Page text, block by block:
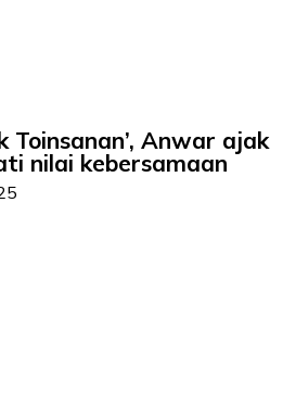
Toinsanan’, Anwar ajak
nilai kebersamaan